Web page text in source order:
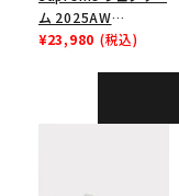
ム 2025AW
Overdyed Camp
¥23,980 (税込)